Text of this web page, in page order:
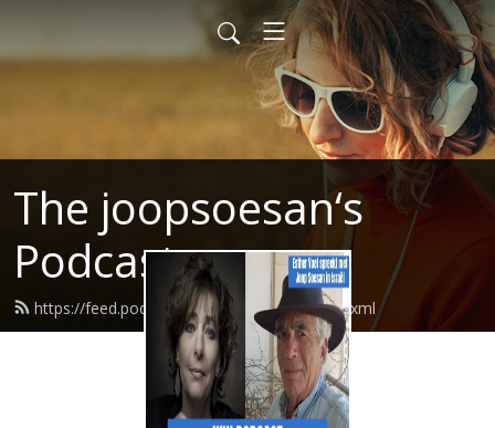
The joopsoesan‘s
Podcast
https://feed.podbean.com/joopsoesan/feed.xml